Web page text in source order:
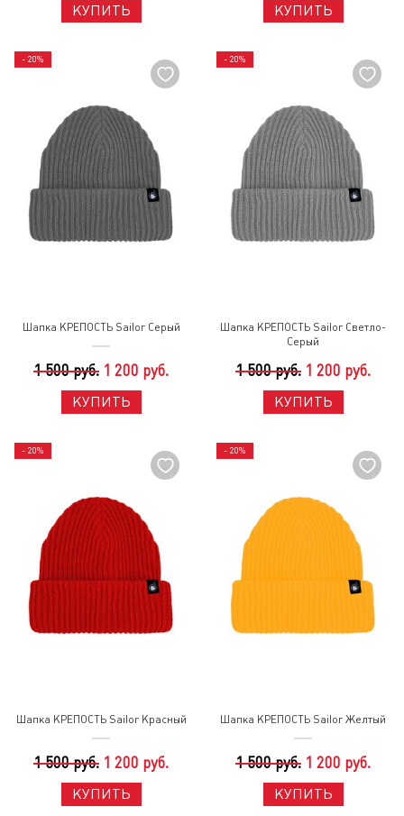
КУПИТЬ КУПИТЬ
- 20%
Шапка КРЕПОСТЬ Sailor Серый
1 500 руб. 1 200 руб.
КУПИТЬ
- 20%
Шапка КРЕПОСТЬ Sailor Светло-
Серый
1 500 руб. 1 200 руб.
КУПИТЬ
- 20%
Шапка КРЕПОСТЬ Sailor Красный
1 500 руб. 1 200 руб.
КУПИТЬ
- 20%
Шапка КРЕПОСТЬ Sailor Желтый
1 500 руб. 1 200 руб.
КУПИТЬ